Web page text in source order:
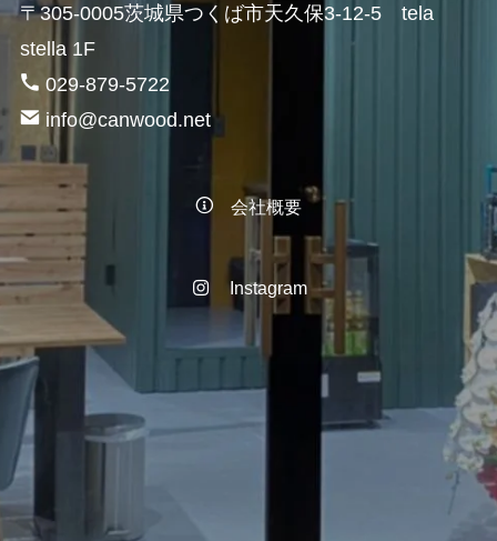
〒305-0005茨城県つくば市天久保3-12-5 tela
stella 1F
029-879-5722
info@canwood.net
会社概要
Instagram